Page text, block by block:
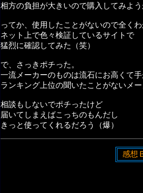
相方の負担が大きいので購入してみよ
ってか、使用したことがないので全く
ネット上で色々検証しているサイトで
猛烈に確認してみた（笑）
で、さっきポチった。
一流メーカーのものは流石にお高くて
ランキング上位の聞いたことがないメ
相談もしないでポチったけど
届いてしまえばこっちのもんだし
きっと使ってくれるだろう（爆）
感想